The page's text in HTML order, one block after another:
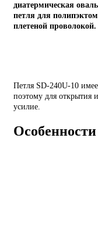
диатермическая
петля для
плетеной проволокой.
Петля SD-240U-10
поэтому для открытия
усилие.
Особенности